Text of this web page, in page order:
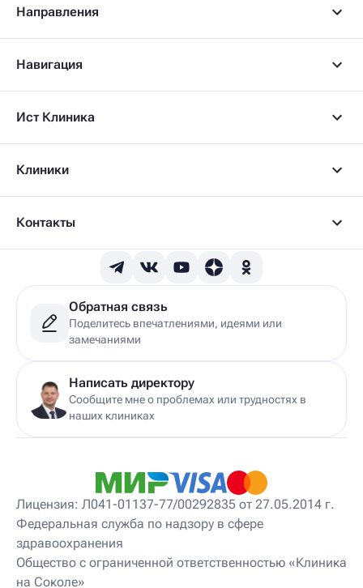
Направления
Навигация
Ист Клиника
Клиники
Контакты
Обратная связь
Поделитесь впечатлениями, идеями или
замечаниями
Написать директору
Сообщите мне о проблемах или трудностях в
наших клиниках
Лицензия: Л041-01137-77/00292835 от 27.05.2014 г.
Федеральная служба по надзору в сфере
здравоохранения
Общество с ограниченной ответственностью «Клиника
на Соколе»